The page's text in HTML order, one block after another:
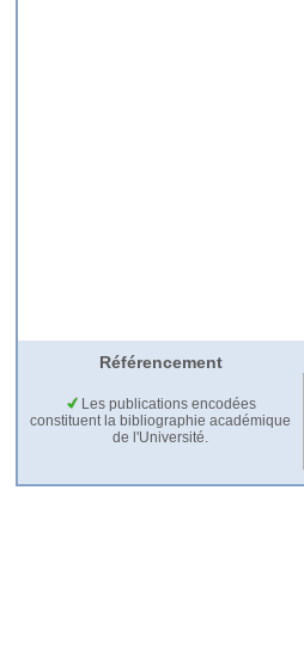
Référencement
Les publications encodées
constituent la bibliographie académique
de l'Université.